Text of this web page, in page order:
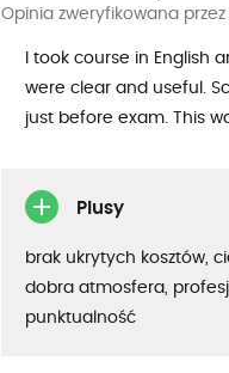
Opinia zweryfikowana
I took course in English
were clear and useful.
just before exam. This
Plusy
brak ukrytych kosztów,
dobra atmosfera,
punktualność